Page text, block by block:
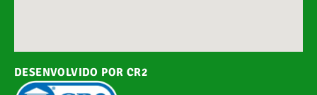
DESENVOLVIDO POR CR2